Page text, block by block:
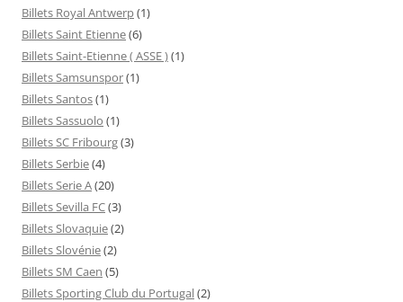
Billets Royal Antwerp(1)
Billets Saint Etienne(6)
Billets Saint-Etienne ( ASSE )(1)
Billets Samsunspor(1)
Billets Santos(1)
Billets Sassuolo (1)
Billets SC Fribourg(3)
Billets Serbie(4)
Billets Serie A(20)
Billets Sevilla FC(3)
Billets Slovaquie(2)
Billets Slovénie(2)
Billets SM Caen (5)
Billets Sporting Club du Portugal(2)